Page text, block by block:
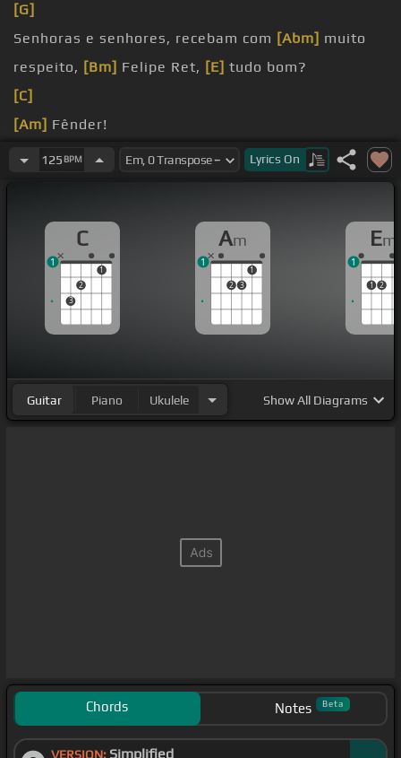
[G]
Senhoras e senhores, recebam com [Abm] muito
respeito, [Bm] Felipe Ret, [E] tudo bom?
[C]
[Am] Fênder!
Tudo bom família?
125 BPM Lyrics On
C
3
2
1
1
Am
2 3
1
1
Em
1 2
1
Guitar Piano Ukulele ShowAll Diagrams
Chords Notes Beta
VERSION: Simplified